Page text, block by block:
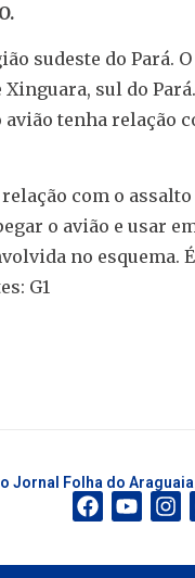
sudeste do Pará.
sul do
tenha relação
com o
o avião e usar
no esquema.
G1
Jornal Folha do